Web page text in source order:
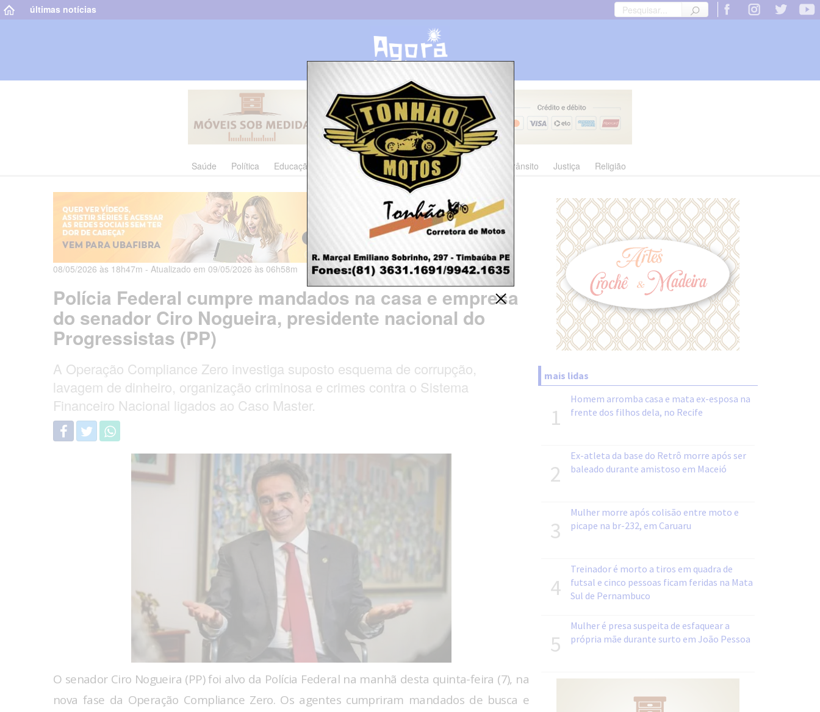
últimas notícias
Saúde Política Educação Cultura Polícia Economia Trânsito Justiça Religião
08/05/2026 às 18h47m - Atualizado em 09/05/2026 às 06h58m
Polícia Federal cumpre mandados na casa e empresa
do senador Ciro Nogueira, presidente nacional do
Progressistas (PP)
A Operação Compliance Zero investiga suposto esquema de corrupção,
lavagem de dinheiro, organização criminosa e crimes contra o Sistema
Financeiro Nacional ligados ao Caso Master.
O senador Ciro Nogueira (PP) foi alvo da Polícia Federal na manhã desta quinta-feira (7), na
nova fase da Operação Compliance Zero. Os agentes cumpriram mandados de busca e
mais lidas
1
Homem arromba casa e mata ex-esposa na
frente dos filhos dela, no Recife
2
Ex-atleta da base do Retrô morre após ser
baleado durante amistoso em Maceió
3
Mulher morre após colisão entre moto e
picape na br-232, em Caruaru
4
Treinador é morto a tiros em quadra de
futsal e cinco pessoas ficam feridas na Mata
Sul de Pernambuco
5
Mulher é presa suspeita de esfaquear a
própria mãe durante surto em João Pessoa